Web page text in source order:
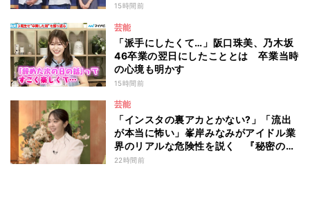
15時間前
芸能
「派手にしたくて…」阪口珠美、乃木坂
46卒業の翌日にしたこととは 卒業当時
の心境も明かす
15時間前
芸能
「インスタの裏アカとかない?」「流出
が本当に怖い」峯岸みなみがアイドル業
界のリアルな危険性を説く 『秘密のマ
マ園』特別編
22時間前